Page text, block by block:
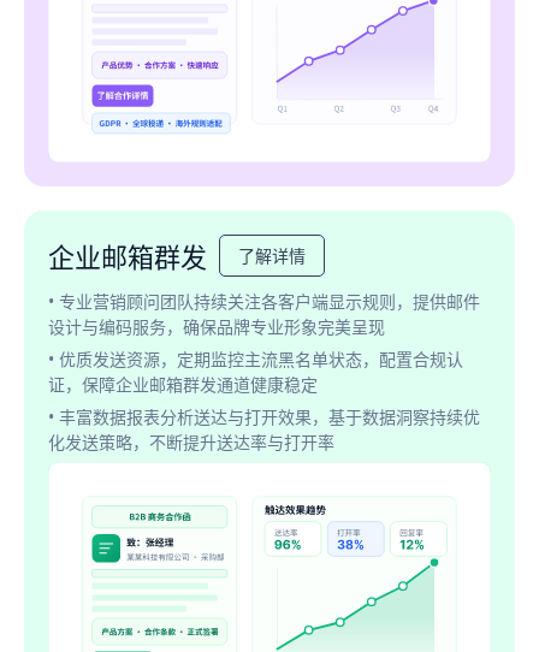
企业邮箱群发
了解详情
• 专业营销顾问团队持续关注各客户端显示规则，提供邮件
设计与编码服务，确保品牌专业形象完美呈现
• 优质发送资源，定期监控主流黑名单状态，配置合规认
证，保障企业邮箱群发通道健康稳定
• 丰富数据报表分析送达与打开效果，基于数据洞察持续优
化发送策略，不断提升送达率与打开率